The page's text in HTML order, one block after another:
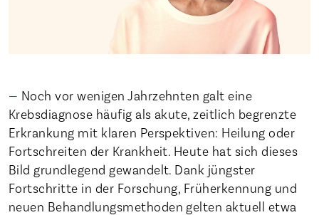
Noch vor wenigen Jahrzehnten galt eine
Krebsdiagnose häufig als akute, zeitlich begrenzte
Erkrankung mit klaren Perspektiven: Heilung oder
Fortschreiten der Krankheit. Heute hat sich dieses
Bild grundlegend gewandelt. Dank jüngster
Fortschritte in der Forschung, Früherkennung und
neuen Behandlungsmethoden gelten aktuell etwa